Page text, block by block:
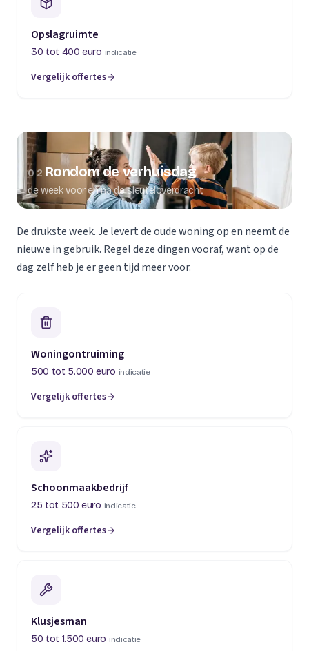
Opslagruimte
30 tot 400 euro indicatie
Vergelijk offertes
02 Rondom de verhuisdag
de week voor en na de sleuteloverdracht
De drukste week. Je levert de oude woning op en neemt de
nieuwe in gebruik. Regel deze dingen vooraf, want op de
dag zelf heb je er geen tijd meer voor.
Woningontruiming
500 tot 5.000 euro indicatie
Vergelijk offertes
Schoonmaakbedrijf
25 tot 500 euro indicatie
Vergelijk offertes
Klusjesman
50 tot 1.500 euro indicatie